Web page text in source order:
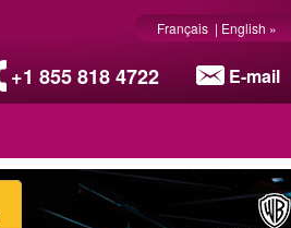
+1 855 818 4722 E-mail
Français | English »